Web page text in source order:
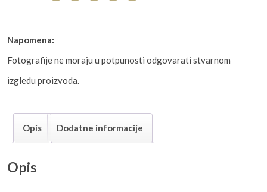
Napomena:
Fotografije ne moraju u potpunosti odgovarati stvarnom
izgledu proizvoda.
Opis Dodatne informacije
Opis